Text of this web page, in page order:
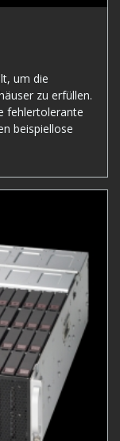
um die
zu erfüllen.
fehlertolerante
beispiellose